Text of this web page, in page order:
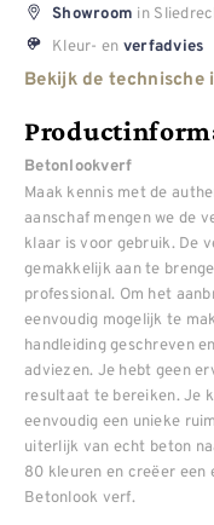
Showroom in
Kleur- en verfadvies
Bekijk de technische
Betonlookverf
Maak kennis met de
aanschaf mengen we de
klaar is voor gebruik. De
gemakkelijk aan te
professional. Om het
eenvoudig mogelijk te
handleiding geschreven
adviezen. Je hebt geen
resultaat te bereiken. Je
eenvoudig een unieke
uiterlijk van echt beton
80 kleuren en creëer
Betonlook verf.